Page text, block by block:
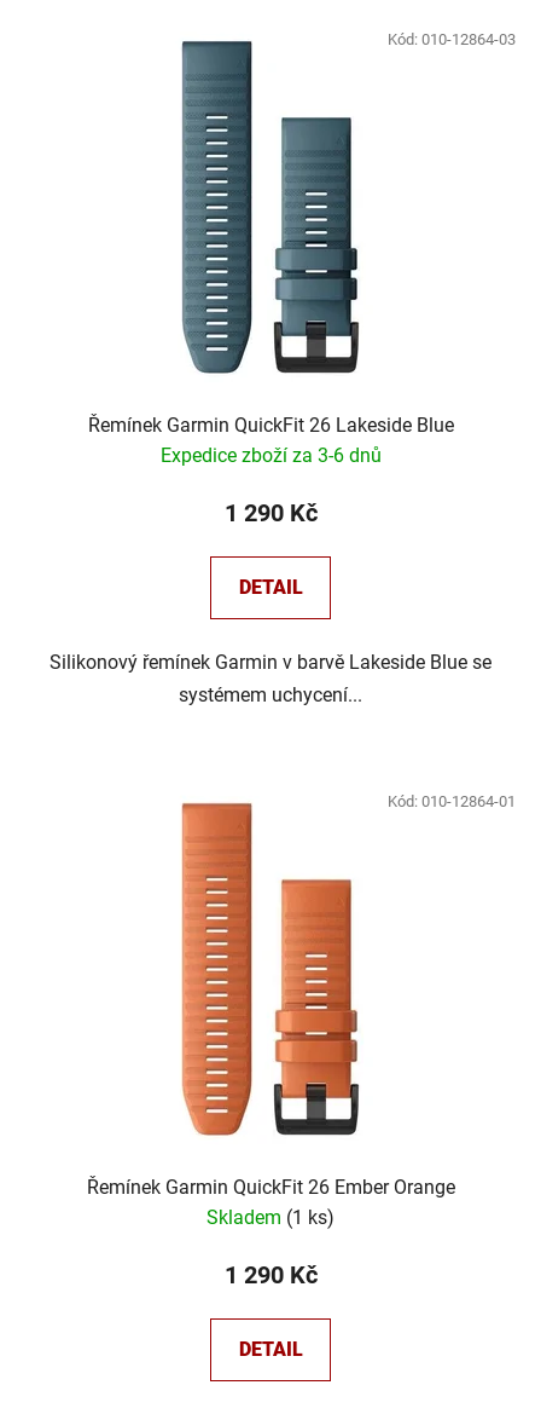
Řemínek Garmin QuickFit 26 Lakeside Blue
Expedice zboží za 3-6 dnů
1 290 Kč
DETAIL
Silikonový řemínek Garmin v barvě Lakeside Blue se
systémem uchycení...
Kód: 010-12864-03
Řemínek Garmin QuickFit 26 Ember Orange
Skladem (1 ks)
1 290 Kč
DETAIL
Kód: 010-12864-01